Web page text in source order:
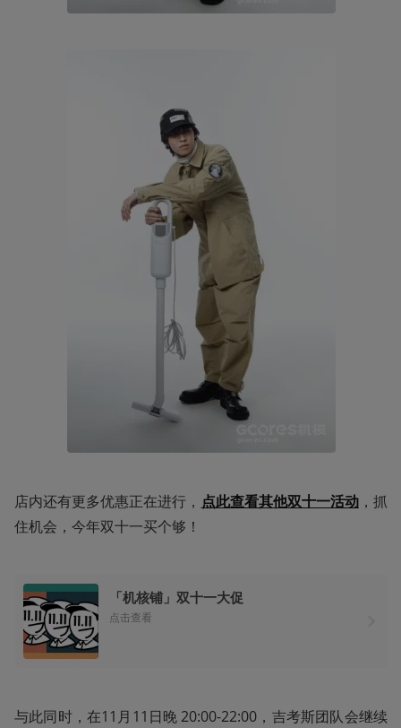
店内还有更多优惠正在进行， 点此查看其他双十一活动，抓
住机会，今年双十一买个够！
「机核铺」双十一大促
点击查看
与此同时，在11月11日晚 20:00-22:00，吉考斯团队会继续